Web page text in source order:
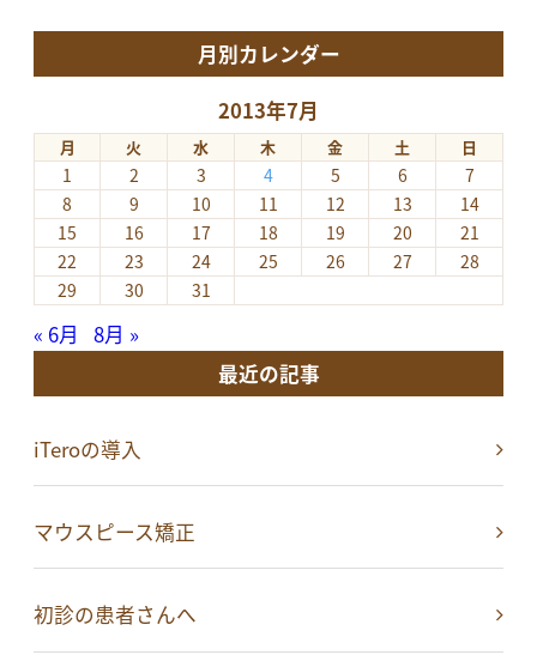
月別カレンダー
2013年7月
月 火 水 木 金 土 日
1 2 3 4 5 6
7
8
9 10 11 12 13
14
15
16 17 18 19 20
21
22
23 24 25 26 27
28
29
30 31
« 6月
8月 »
最近の記事
iTeroの導入
マウスピース矯正
初診の患者さんへ